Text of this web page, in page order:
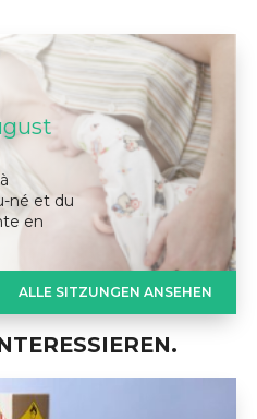
né et du
en
ALLE SITZUNGEN ANSEHEN